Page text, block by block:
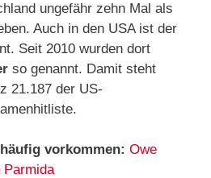
ungefähr zehn Mal als
Auch in den USA ist der
Seit 2010 wurden dort
so genannt. Damit steht
21.187 der US-
vorkommen: Owe
Parmida